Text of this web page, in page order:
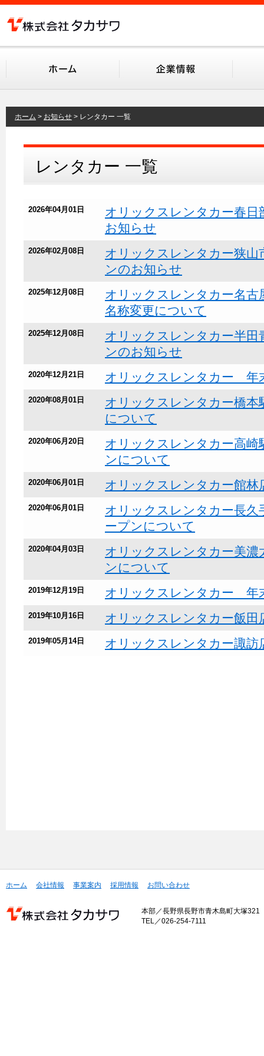
ホーム お知らせ レンタカー 一覧
レンタカー 一覧
2026年04月01日
オリックスレンタカー春
お知らせ
2026年02月08日
オリックスレンタカー狭
ンのお知らせ
2025年12月08日
オリックスレンタカー名古
名称変更について
2025年12月08日
オリックスレンタカー半
ンのお知らせ
2020年12月21日 オリックスレンタカー 年
2020年08月01日
オリックスレンタカー橋
について
2020年06月20日
オリックスレンタカー高
ンについて
2020年06月01日 オリックスレンタカー館
2020年06月01日
オリックスレンタカー長
ープンについて
2020年04月03日
オリックスレンタカー美
ンについて
2019年12月19日 オリックスレンタカー 年
2019年10月16日 オリックスレンタカー飯
2019年05月14日 オリックスレンタカー諏
ホーム 会社情報 事業案内 採用情報 お問い合わせ
本部／長野県長野市青木島町大塚321
TEL／026-254-7111